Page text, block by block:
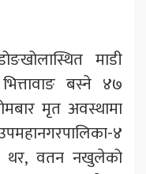
माडी
बस्ने ४७
मृत अवस्थामा
४
थर, वतन नखुलेको